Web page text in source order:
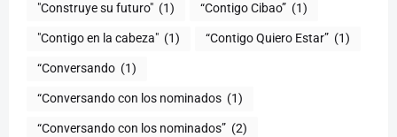
"Construye su futuro" (1) “Contigo Cibao” (1)
"Contigo en la cabeza" (1) “Contigo Quiero Estar” (1)
“Conversando (1)
“Conversando con los nominados (1)
“Conversando con los nominados” (2)